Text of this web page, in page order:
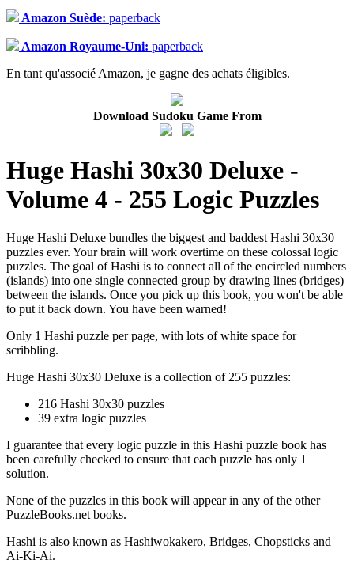
Amazon Suède: paperback
Amazon Royaume-Uni: paperback
En tant qu'associé Amazon, je gagne des achats éligibles.
Download Sudoku Game From
Huge Hashi 30x30 Deluxe -
Volume 4 - 255 Logic Puzzles
Huge Hashi Deluxe bundles the biggest and baddest Hashi 30x30
puzzles ever. Your brain will work overtime on these colossal logic
puzzles. The goal of Hashi is to connect all of the encircled numbers
(islands) into one single connected group by drawing lines (bridges)
between the islands. Once you pick up this book, you won't be able
to put it back down. You have been warned!
Only 1 Hashi puzzle per page, with lots of white space for
scribbling.
Huge Hashi 30x30 Deluxe is a collection of 255 puzzles:
216 Hashi 30x30 puzzles
39 extra logic puzzles
I guarantee that every logic puzzle in this Hashi puzzle book has
been carefully checked to ensure that each puzzle has only 1
solution.
None of the puzzles in this book will appear in any of the other
PuzzleBooks.net books.
Hashi is also known as Hashiwokakero, Bridges, Chopsticks and
Ai-Ki-Ai.